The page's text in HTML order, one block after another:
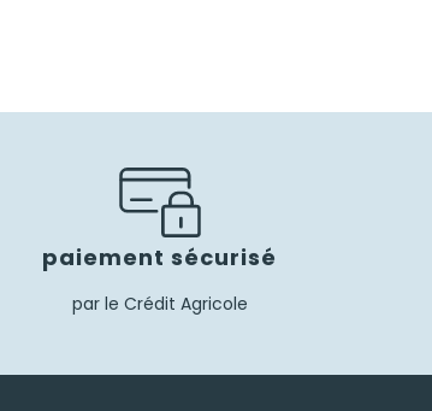
paiement sécurisé
par le Crédit Agricole